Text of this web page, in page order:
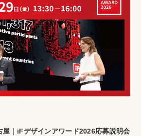
屋｜iFデザインアワード2026応募説明会